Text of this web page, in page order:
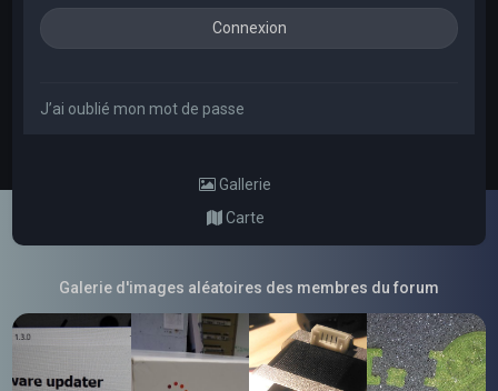
J’ai oublié mon mot de passe
Gallerie
Carte
Galerie d'images aléatoires des membres du forum